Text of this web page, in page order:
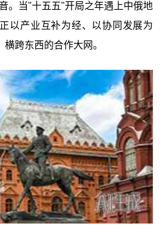
。当"十五五"开局之年遇上中俄地
以产业互补为经、以协同发展为
跨东西的合作大网。